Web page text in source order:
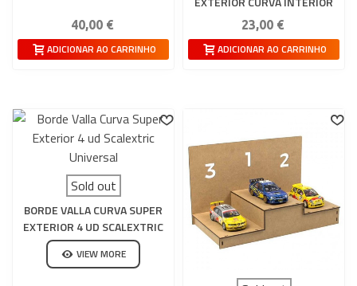
40,00 €
ADICIONAR AO CARRINHO
23,00 €
ADICIONAR AO CARRINHO
Sold out
BORDE VALLA CURVA SUPER
EXTERIOR 4 UD SCALEXTRIC
UNIVERSAL
VIEW MORE